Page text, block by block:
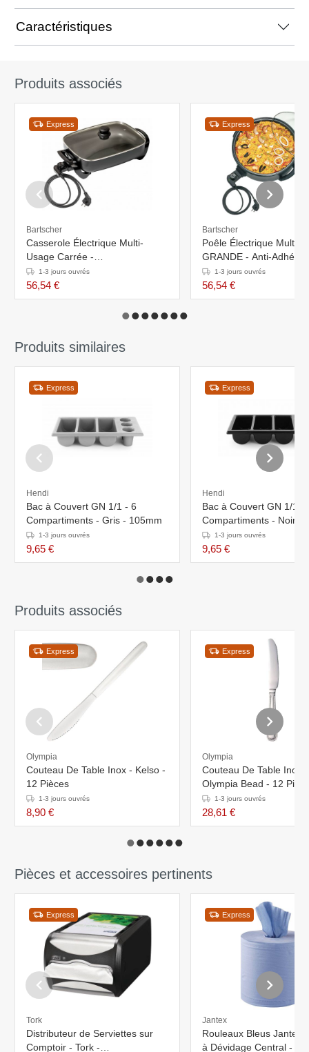
Caractéristiques
Produits associés
Express
Bartscher
Casserole Électrique Multi-
Usage Carrée -
490x310x195(h)mm
1-3 jours ouvrés
56,54 €
Express
Bartscher
Poêle Électrique Multi-
GRANDE - Anti-Adhésif
Ø410mm
1-3 jours ouvrés
56,54 €
Produits similaires
Express
Hendi
Bac à Couvert GN 1/1 - 6
Compartiments - Gris - 105mm
1-3 jours ouvrés
9,65 €
Express
Hendi
Bac à Couvert GN 1/1 -
Compartiments - Noir -
1-3 jours ouvrés
9,65 €
Produits associés
Express
Olympia
Couteau De Table Inox - Kelso -
12 Pièces
1-3 jours ouvrés
8,90 €
Express
Olympia
Couteau De Table Inox -
Olympia Bead - 12
1-3 jours ouvrés
28,61 €
Pièces et accessoires pertinents
Express
Tork
Distributeur de Serviettes sur
Comptoir - Tork -
Express
Jantex
Rouleaux Bleus Jantex
à Dévidage Central -